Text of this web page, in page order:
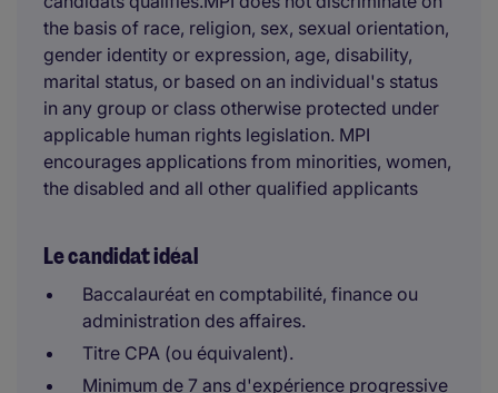
the basis of race, religion, sex, sexual orientation,
gender identity or expression, age, disability,
marital status, or based on an individual's status
in any group or class otherwise protected under
applicable human rights legislation. MPI
encourages applications from minorities, women,
the disabled and all other qualified applicants
Le candidat idéal
Baccalauréat en comptabilité, finance ou
administration des affaires.
Titre CPA (ou équivalent).
Minimum de 7 ans d'expérience progressive